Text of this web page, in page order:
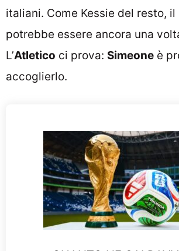
italiani. Come Kessie del resto,
potrebbe essere ancora una
L’Atletico ci prova: Simeone è
accoglierlo.